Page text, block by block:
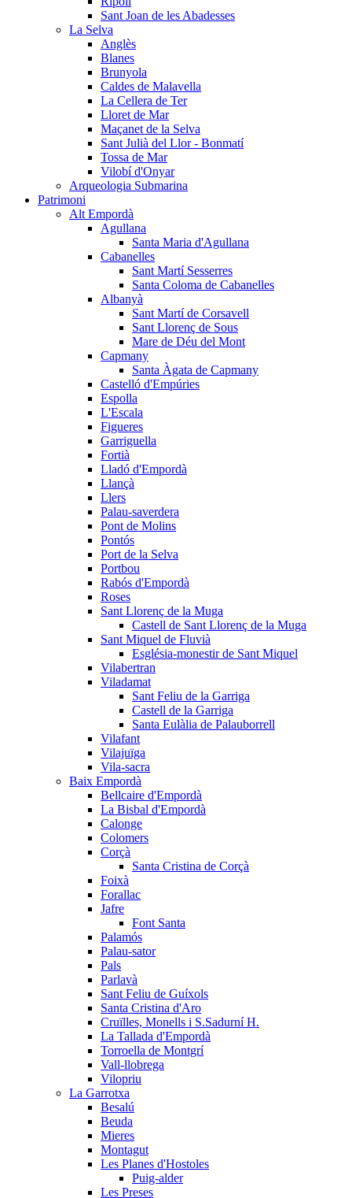
Sant Joan de les Abadesses
La Selva
Anglès
Blanes
Brunyola
Caldes de Malavella
La Cellera de Ter
Lloret de Mar
Maçanet de la Selva
Sant Julià del Llor - Bonmatí
Tossa de Mar
Vilobí d'Onyar
Arqueologia Submarina
Patrimoni
Alt Empordà
Agullana
Santa Maria d'Agullana
Cabanelles
Sant Martí Sesserres
Santa Coloma de Cabanelles
Albanyà
Sant Martí de Corsavell
Sant Llorenç de Sous
Mare de Déu del Mont
Capmany
Santa Àgata de Capmany
Castelló d'Empúries
Espolla
L'Escala
Figueres
Garriguella
Fortià
Lladó d'Empordà
Llançà
Llers
Palau-saverdera
Pont de Molins
Pontós
Port de la Selva
Portbou
Rabós d'Empordà
Roses
Sant Llorenç de la Muga
Castell de Sant Llorenç de la Muga
Sant Miquel de Fluvià
Església-monestir de Sant Miquel
Vilabertran
Viladamat
Sant Feliu de la Garriga
Castell de la Garriga
Santa Eulàlia de Palauborrell
Vilafant
Vilajuïga
Vila-sacra
Baix Empordà
Bellcaire d'Empordà
La Bisbal d'Empordà
Calonge
Colomers
Corçà
Santa Cristina de Corçà
Foixà
Forallac
Jafre
Font Santa
Palamós
Palau-sator
Pals
Parlavà
Sant Feliu de Guíxols
Santa Cristina d'Aro
Cruïlles, Monells i S.Sadurní H.
La Tallada d'Empordà
Torroella de Montgrí
Vall-llobrega
Vilopriu
La Garrotxa
Besalú
Beuda
Mieres
Montagut
Les Planes d'Hostoles
Puig-alder
Les Preses